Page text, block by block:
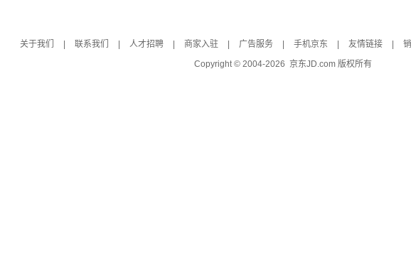
关于我们
联系我们 人才招聘 商家入驻 广告服务 手机京东 友情链接
Copyright © 2004-2026 京东JD.com 版权所有